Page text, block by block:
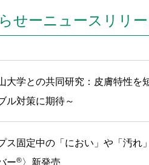
せーニュースリリ
大学との共同研究：皮膚特性を
ル対策に期待～
ス固定中の「におい」や「汚
ー®〉新発売